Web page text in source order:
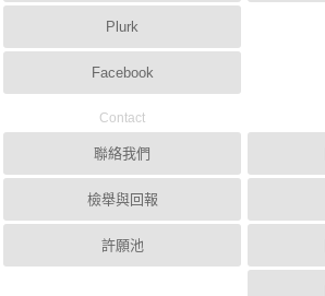
Plurk
Facebook
Contact
聯絡我們
檢舉與回報
許願池